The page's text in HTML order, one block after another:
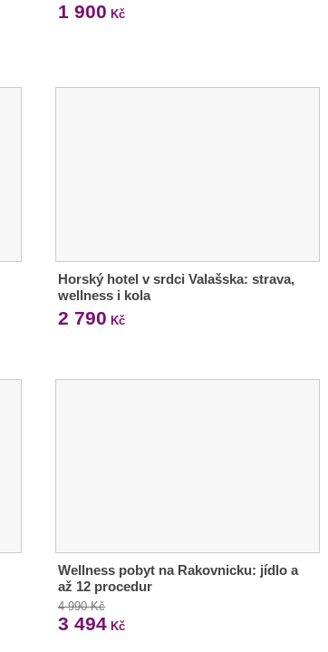
1 900 Kč
Horský hotel v srdci Valašska: strava,
wellness i kola
2 790 Kč
Wellness pobyt na Rakovnicku: jídlo a
až 12 procedur
4 990 Kč
3 494 Kč